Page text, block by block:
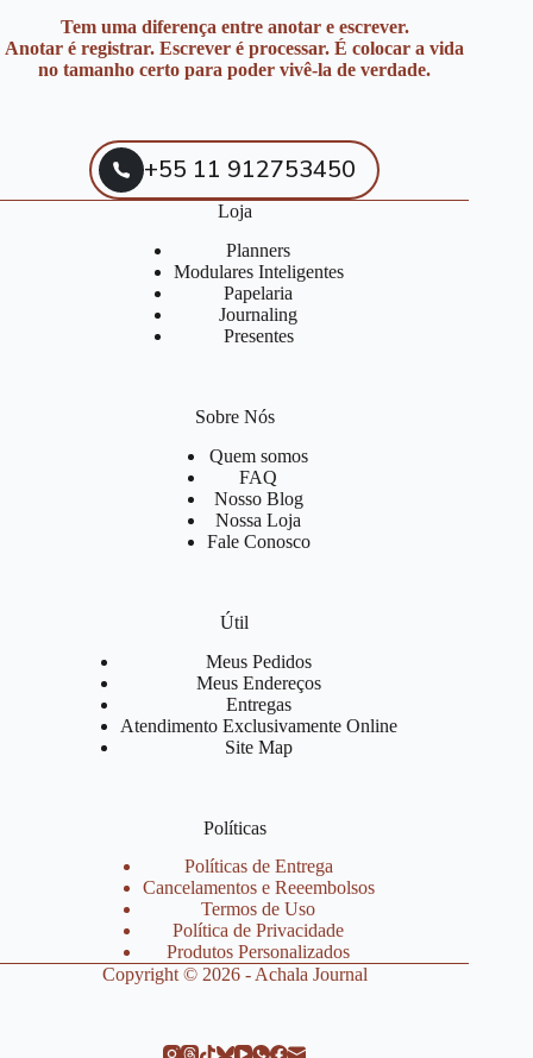
Tem uma diferença entre anotar e escrever.
Anotar é registrar. Escrever é processar. É colocar a vida
no tamanho certo para poder vivê-la de verdade.
+55 11 912753450
Loja
Planners
Modulares Inteligentes
Papelaria
Journaling
Presentes
Sobre Nós
Quem somos
FAQ
Nosso Blog
Nossa Loja
Fale Conosco
Útil
Meus Pedidos
Meus Endereços
Entregas
Atendimento Exclusivamente Online
Site Map
Políticas
Políticas de Entrega
Cancelamentos e Reeembolsos
Termos de Uso
Política de Privacidade
Produtos Personalizados
Copyright © 2026 - Achala Journal